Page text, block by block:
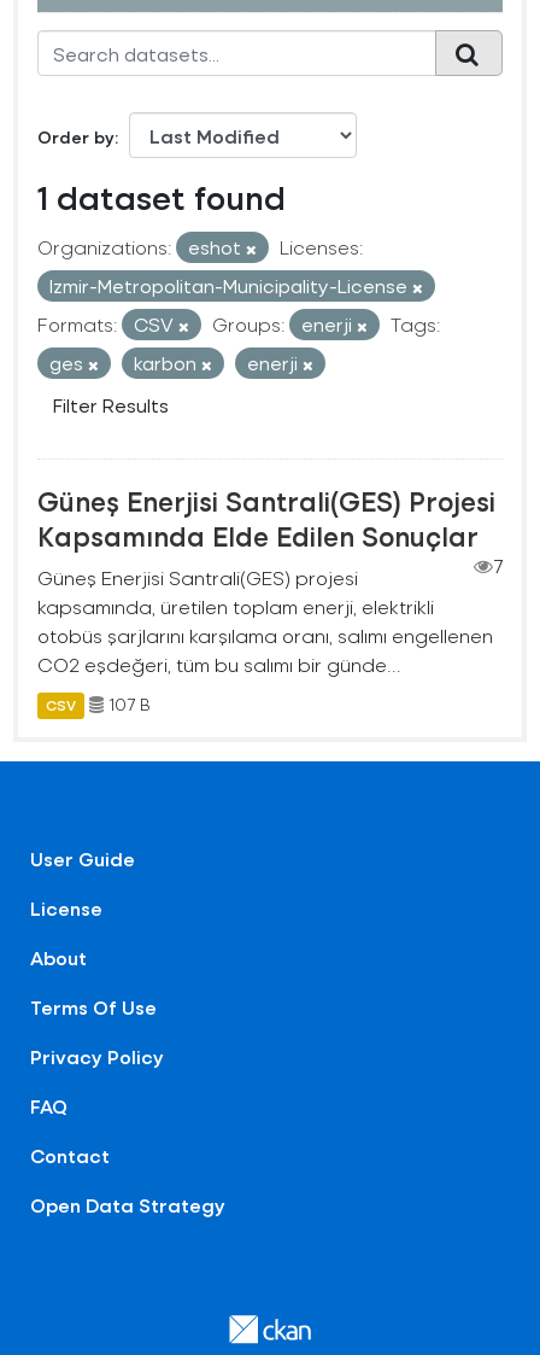
Order by
1 dataset found
Organizations: eshot
Licenses:
Izmir-Metropolitan-Municipality-License
Formats:
CSV Groups: enerji
Tags:
ges
karbon
enerji
Filter Results
Güneş Enerjisi Santrali(GES) Projesi
Kapsamında Elde Edilen Sonuçlar
7
Güneş Enerjisi Santrali(GES) projesi
kapsamında, üretilen toplam enerji, elektrikli
otobüs şarjlarını karşılama oranı, salımı engellenen
CO2 eşdeğeri, tüm bu salımı bir günde...
CSV 107 B
User Guide
License
About
Terms Of Use
Privacy Policy
FAQ
Contact
Open Data Strategy